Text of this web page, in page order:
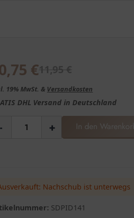
€
19% MwSt. & Versandkosten
DHL Versand in Deutschland
- + In den Warenkorb
Nachschub ist unterwegs
SDPID141